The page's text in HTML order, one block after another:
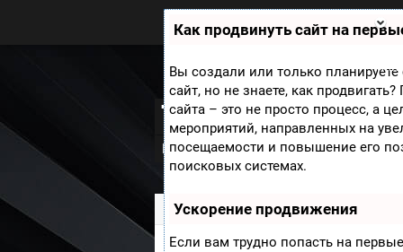
Как продвинуть сайт на
Вы создали или только планируете
сайт, но не знаете, как
сайта – это не просто процесс, а
мероприятий, направленных на
посещаемости и повышение его
поисковых системах.
Ускорение продвижения
Если вам трудно попасть на
Zobra.ru - Игровое сообщество -
все о играх
П
ф
ор
м
ы
Terrordrome -
Новости Скриншоты Видео
Zobra.ru»Игры» Terrordrome - horror